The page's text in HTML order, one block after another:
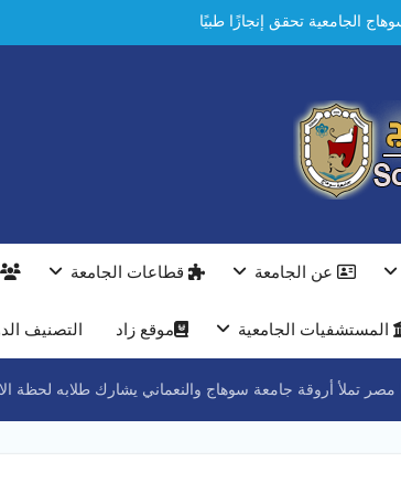
الجامعية تحقق إنجازًا طبيًا
جديدًا و تنجح في علاج 3 حالات أكالازيا بتقنية
مهام منصبه ويشيد بجهود
المياه ..جامعة سوهاج تشارك
العسكريه علي هامش
سوهاج الجديدة
الأولى للتنسيق
وتمكين المراة والمركز الثاني
عن الجامعة قطاعات الجامعة
المستشفيات الجامعية موقع زاد التصنيف
مصر تملأ أروقة جامعة سوهاج والنعماني يشارك طلابه لحظة